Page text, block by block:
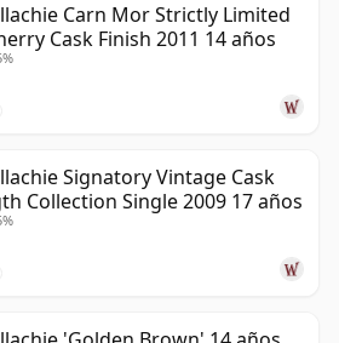
Carn Mor Strictly Limited
Cask Finish 2011 14 años
Signatory Vintage Cask
Collection Single 2009 17 años